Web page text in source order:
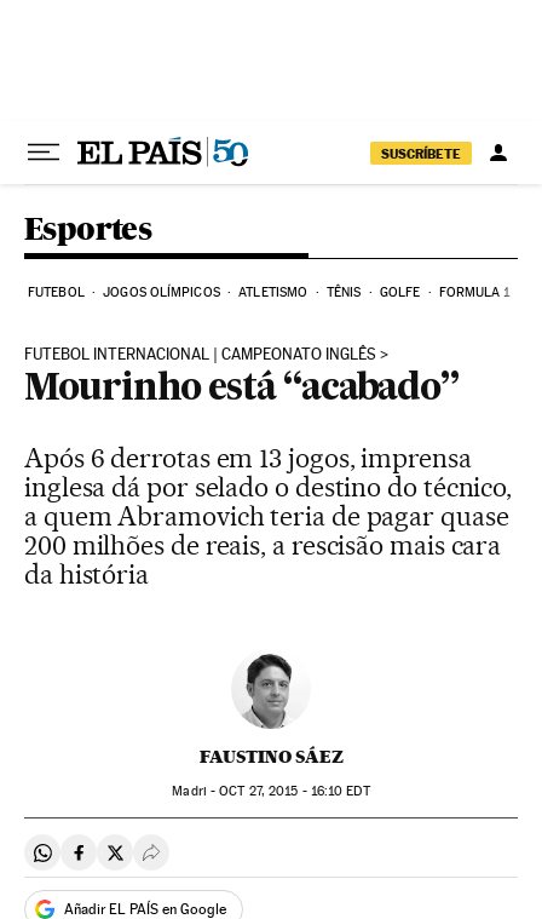
SUSCRÍBETE
Esportes
FUTEBOL JOGOS OLÍMPICOS ATLETISMO TÊNIS GOLFE FORMULA 1
FUTEBOL INTERNACIONAL | CAMPEONATO INGLÊS
Mourinho está “acabado”
Após 6 derrotas em 13 jogos, imprensa
inglesa dá por selado o destino do técnico,
a quem Abramovich teria de pagar quase
200 milhões de reais, a rescisão mais cara
da história
FAUSTINO SÁEZ
Madri -OCT27, 2015 - 16:10 EDT
Compartir en Whatsapp
Compartir en Facebook
Compartir en Twitter
Desplegar Redes Sociales
Añadir EL PAÍS en Google